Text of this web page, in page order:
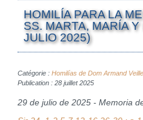
HOMILÍA PARA LA
SS. MARTA, MARÍA
JULIO 2025)
Catégorie : Homilías de Dom Armand
Publication : 28 juillet 2025
29 de julio de 2025 - Memoria